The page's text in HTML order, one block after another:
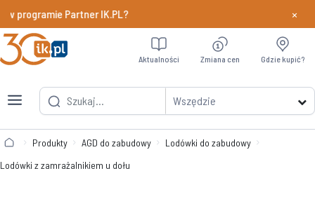
programie Partner IK.PL? Dowiedz
×
Wszędzie
Aktualności Zmiana cen Gdzie kupić?
Produkty AGD do zabudowy
Lodówki do zabudowy
Lodówki z zamrażalnikiem u dołu